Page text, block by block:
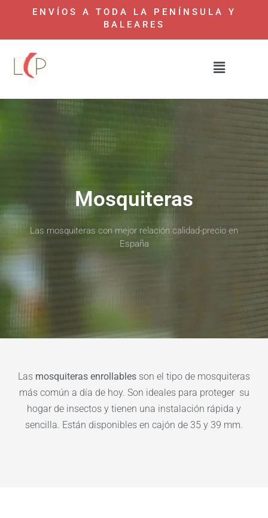
ENVÍOS A TODA LA PENÍNSULA Y
BALEARES
Mosquiteras
Las mosquiteras con mejor relación calidad-precio en
España
Las mosquiteras enrollables son el tipo de mosquiteras
más común a día de hoy. Son ideales para proteger su
hogar de insectos y tienen una instalación rápida y
sencilla. Están disponibles en cajón de 35 y 39 mm.